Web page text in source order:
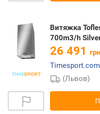
Витяжка
700m3/h
26 491
(Львов)